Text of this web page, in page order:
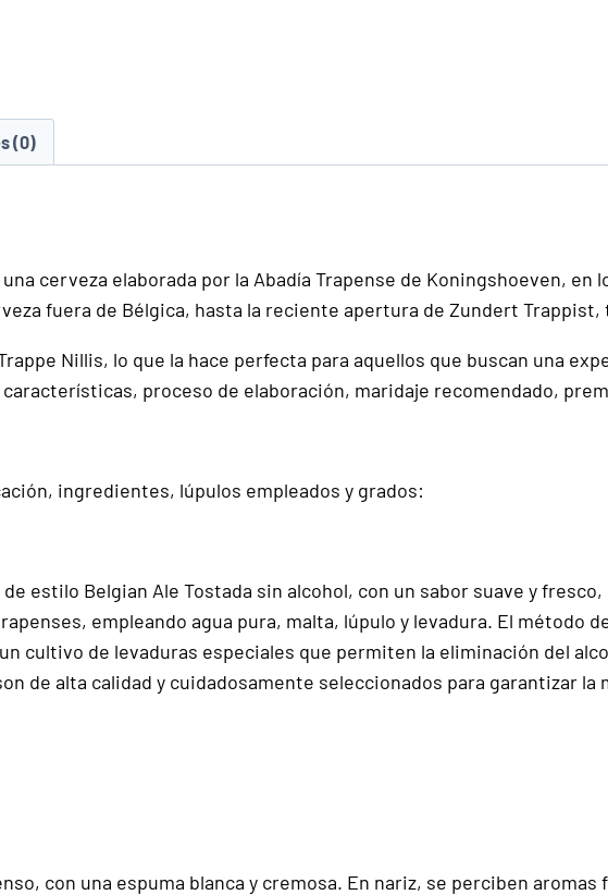
(0)
cerveza elaborada por la Abadía Trapense de Koningshoeven, en
fuera de Bélgica, hasta la reciente apertura de Zundert Trappist,
Nillis, lo que la hace perfecta para aquellos que buscan una
proceso de elaboración, maridaje recomendado,
ingredientes, lúpulos empleados y grados:
estilo Belgian Ale Tostada sin alcohol, con un sabor suave y
empleando agua pura, malta, lúpulo y levadura. El método
cultivo de levaduras especiales que permiten la eliminación del
de alta calidad y cuidadosamente seleccionados para garantizar la
con una espuma blanca y cremosa. En nariz, se perciben